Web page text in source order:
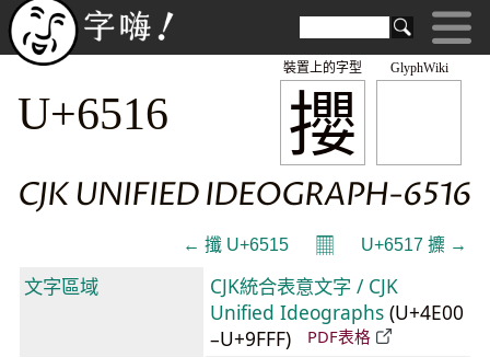
GlyphWiki
攖
裝置上的字型
U+6516
CJK UNIFIED IDEOGRAPH-6516
← 攕 U+6515 𝄜 U+6517 攗 →
文字區域
CJK統合表意文字 / CJK
Unified Ideographs (U+4E00
–U+9FFF)
PDF表格